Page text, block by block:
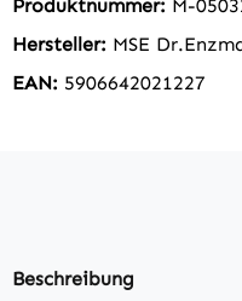
Produktnummer: M-
Hersteller: MSE
EAN: 5906642021227
Beschreibung